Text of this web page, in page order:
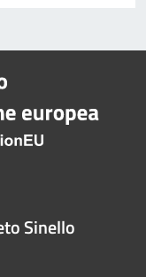
Sinello